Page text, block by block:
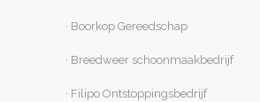
· Boorkop Gereedschap
· Breedweer schoonmaakbedrijf
· Filipo Ontstoppingsbedrijf